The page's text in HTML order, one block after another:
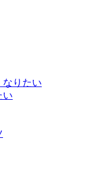
なりたい
い